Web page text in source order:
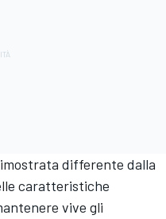
differente dalla
caratteristiche
vive gli